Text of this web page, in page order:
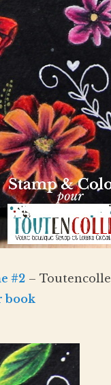
#2– Toutencolle
book